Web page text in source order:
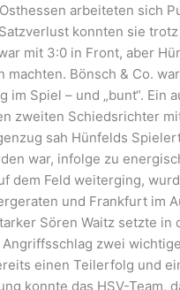
arbeiteten sich
Satzverlust konnten sie
mit 3:0 in Front, aber
machten. Bönsch & Co.
im Spiel – und „bunt“.
zweiten Schiedsrichter
sah Hünfelds
war, infolge zu
dem Feld weiterging,
und Frankfurt im
Sören Waitz setzte
zwei
einen Teilerfolg und
konnte das HSV-Team,